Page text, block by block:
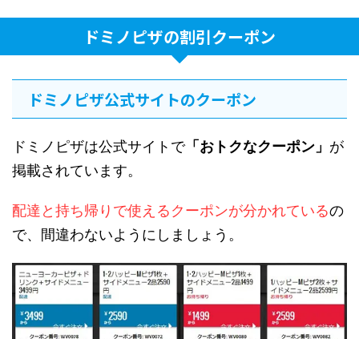
ドミノピザの割引クーポン
ドミノピザ公式サイトのクーポン
ドミノピザは公式サイトで「おトクなクーポン」 が
掲載されています。
配達と持ち帰りで使えるクーポンが分かれているの
で、間違わないようにしましょう。